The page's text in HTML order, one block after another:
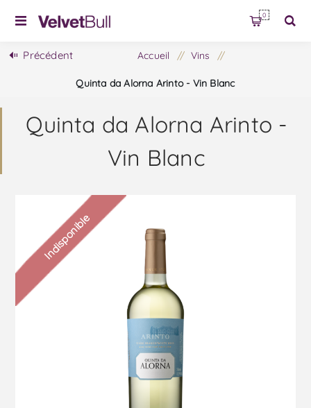
0
Précédent Accueil / Vins /
Quinta da Alorna Arinto - Vin Blanc
Quinta da Alorna Arinto -
Vin Blanc
Indisponible